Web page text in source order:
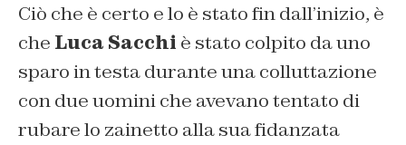
Ciò che è certo e lo è stato fin dall’inizio, è
che Luca Sacchi è stato colpito da uno
sparo in testa durante una colluttazione
con due uomini che avevano tentato di
rubare lo zainetto alla sua fidanzata